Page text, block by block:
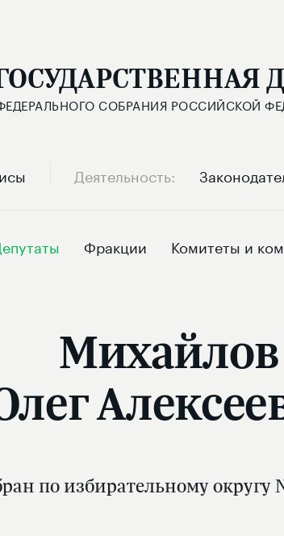
СОБРАНИЯ РОССИЙСКОЙ
Деятельность
Фракции Комитеты и
Михайлов
по избирательному